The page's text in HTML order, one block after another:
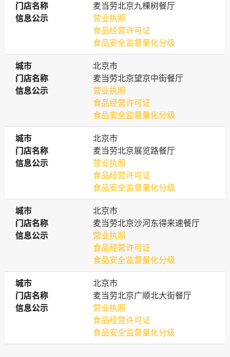
门店名称
门店名称
麦当劳北京九棵树餐厅
信息公示
信息公示
营业执照
食品经营许可证
食品安全监督量化分级
城市
城市
北京市
门店名称
门店名称
麦当劳北京望京中街餐厅
信息公示
信息公示
营业执照
食品经营许可证
食品安全监督量化分级
城市
城市
北京市
门店名称
门店名称
麦当劳北京展览路餐厅
信息公示
信息公示
营业执照
食品经营许可证
食品安全监督量化分级
城市
城市
北京市
门店名称
门店名称
麦当劳北京沙河东得来速餐厅
信息公示
信息公示
营业执照
食品经营许可证
食品安全监督量化分级
城市
城市
北京市
门店名称
门店名称
麦当劳北京广顺北大街餐厅
信息公示
信息公示
营业执照
食品经营许可证
食品安全监督量化分级